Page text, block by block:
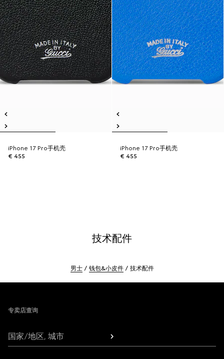
iPhone 17 Pro手机壳
€ 455
iPhone 17 Pro手机壳
€ 455
技术配件
男士 钱包&小皮件 技术配件
专卖店查询
国家/地区, 城市